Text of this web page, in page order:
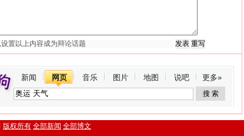
新闻 网页 音乐 图片 地图 说吧 更多»
版权所有 全部新闻 全部博文